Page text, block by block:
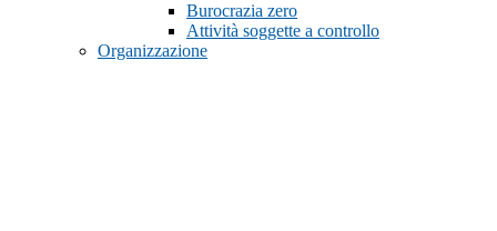
Burocrazia zero
Attività soggette a controllo
Organizzazione